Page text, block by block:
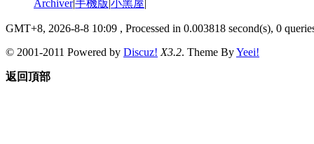
Archiver|手機版|小黑屋|
GMT+8, 2026-8-8 10:09 , Processed in 0.003818 second(s), 0
© 2001-2011 Powered by Discuz! X3.2. Theme ByYeei!
返回頂部